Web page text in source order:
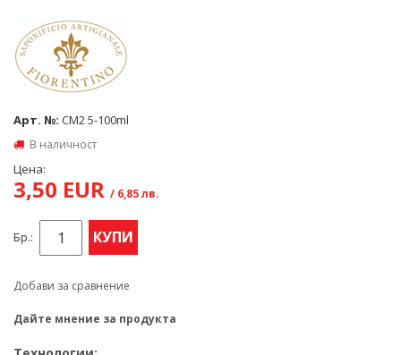
Арт. №: CM2 5-100ml
В наличност
Цена:
3,50 EUR / 6,85 лв.
Бр.: КУПИ
Добави за сравнение
Дайте мнение за продукта